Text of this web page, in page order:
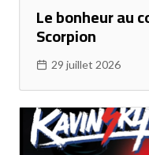
Le bonheur au
Scorpion
29 juillet 2026